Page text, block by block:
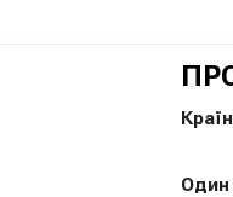
Один